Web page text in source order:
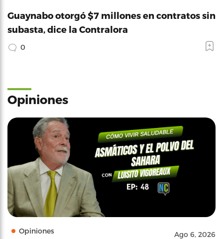
Guaynabo otorgó $7 millones en contratos sin
subasta, dice la Contralora
0
Opiniones
Opiniones Ago 6, 2026